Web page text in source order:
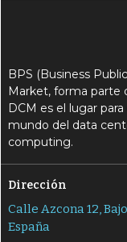
BPS (Business
Market, forma parte
DCM es el lugar
mundo del data
computing.
Dirección
Calle Azcona 12,
España